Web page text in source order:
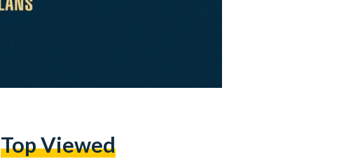
Top Viewed